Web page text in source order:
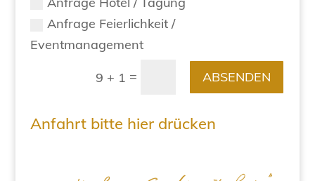
Anfrage Feierlichkeit /
Eventmanagement
9 + 1 = ABSENDEN
Anfahrt bitte hier drücken